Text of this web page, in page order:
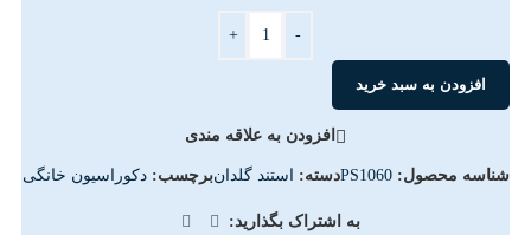
-
+
افزودن به سبد خرید
افزودن به علاقه مندی
شناسه محصول:PS1060دسته: استند گلدانبرچسب: دکوراسیون خانگی
به اشتراک بگذارید: